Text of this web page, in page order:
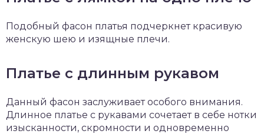
Подобный фасон платья подчеркнет красивую
женскую шею и изящные плечи.
Платье с длинным рукавом
Данный фасон заслуживает особого внимания.
Длинное платье с рукавами сочетает в себе нотки
изысканности, скромности и одновременно